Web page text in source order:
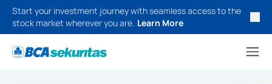
Start your investment journey with seamless access to the
stock market wherever you are. Learn More